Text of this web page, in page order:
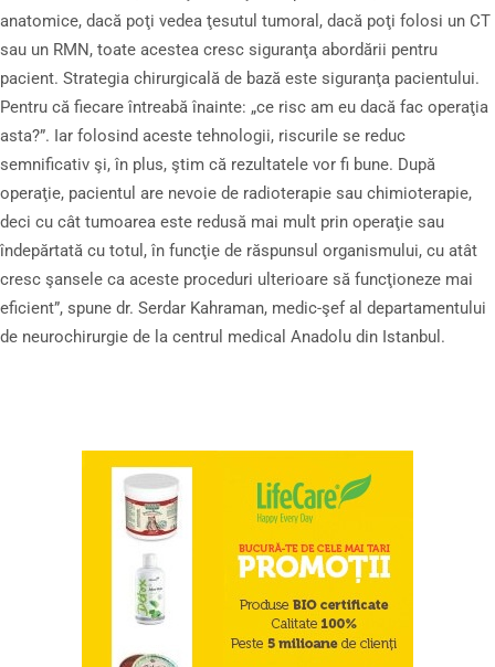
anatomice, dacă poţi vedea ţesutul tumoral, dacă poţi folosi un CT
sau un RMN, toate acestea cresc siguranţa abordării pentru
pacient. Strategia chirurgicală de bază este siguranţa pacientului.
Pentru că fiecare întreabă înainte: „ce risc am eu dacă fac operaţia
asta?”. Iar folosind aceste tehnologii, riscurile se reduc
semnificativ şi, în plus, ştim că rezultatele vor fi bune. După
operaţie, pacientul are nevoie de radioterapie sau chimioterapie,
deci cu cât tumoarea este redusă mai mult prin operaţie sau
îndepărtată cu totul, în funcţie de răspunsul organismului, cu atât
cresc şansele ca aceste proceduri ulterioare să funcţioneze mai
eficient”, spune dr. Serdar Kahraman, medic-şef al departamentului
de neurochirurgie de la centrul medical Anadolu din Istanbul.